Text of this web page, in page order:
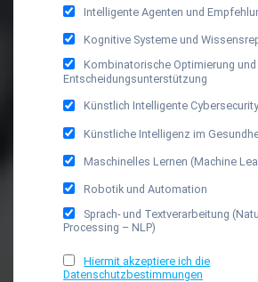
Intelligente Agenten und
Kognitive Systeme und
Kombinatorische Optimierung und
Entscheidungsunterstützung
Künstlich Intelligente Cybersecurity
Künstliche Intelligenz im
Maschinelles Lernen (Machine
Robotik und Automation
Sprach- und Textverarbeitung
Processing – NLP)
Hiermit akzeptiere ich die
Datenschutzbestimmungen